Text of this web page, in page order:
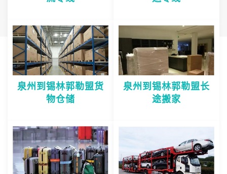
泉州到锡林郭勒盟货
物仓储
泉州到锡林郭勒盟长
途搬家